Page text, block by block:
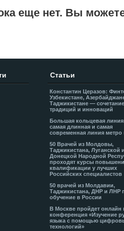
еще нет. Вы
Статьи
Константин Церазов:
Узбекистане,
Таджикистане —
традиций и инноваций
Большая кольцевая
самая длинная и самая
современная линия метро
50 Врачей из Молдовы,
Таджикистана, Луганской
Донецкой Народной
проходят курсы
квалификации у лучших
Российских специалистов
50 врачей из Молдавии,
Таджикистана, ДНР и ЛНР
обучение в России
В Москве пройдет онлайн
конференция «Изучение
языка с помощью
технологий»